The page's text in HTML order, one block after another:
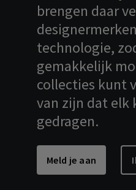
brengen daar
technologie,
gemakkelijk
collecties kunt
van zijn dat
gedragen.
Meld je aan